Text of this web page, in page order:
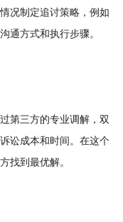
况制定追讨策略，例如
通方式和执行步骤。
第三方的专业调解，双
讼成本和时间。在这个
找到最优解。